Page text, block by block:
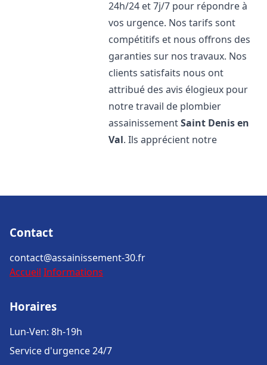
24h/24 et 7j/7 pour répondre à
vos urgence. Nos tarifs sont
compétitifs et nous offrons des
garanties sur nos travaux. Nos
clients satisfaits nous ont
attribué des avis élogieux pour
notre travail de plombier
assainissementSaint Denis en
Val. Ils apprécient notre
Contact
contact@assainissement-30.fr
Accueil Informations
Horaires
Lun-Ven: 8h-19h
Service d'urgence 24/7